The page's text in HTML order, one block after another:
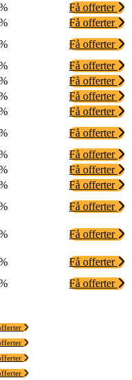
Få offerter
Få offerter
Få offerter
Få offerter
Få offerter
Få offerter
Få offerter
Få offerter
Få offerter
Få offerter
Få offerter
Få offerter
Få offerter
Få offerter
Få offerter